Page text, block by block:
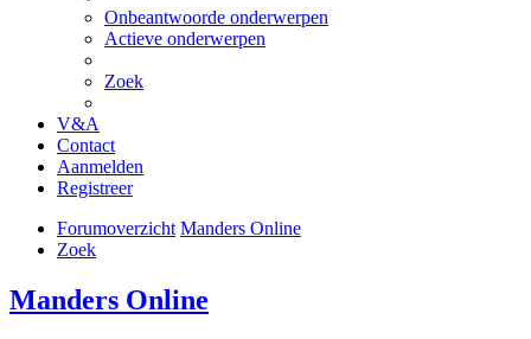
Onbeantwoorde onderwerpen
Actieve onderwerpen
Zoek
V&A
Contact
Aanmelden
Registreer
Forumoverzicht Manders Online
Zoek
Manders Online